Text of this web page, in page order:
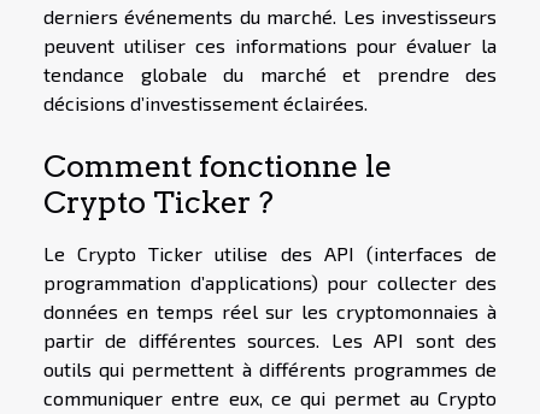
derniers événements du marché. Les investisseurs
peuvent utiliser ces informations pour évaluer la
tendance globale du marché et prendre des
décisions d’investissement éclairées.
Comment fonctionne le
Crypto Ticker ?
Le Crypto Ticker utilise des API (interfaces de
programmation d’applications) pour collecter des
données en temps réel sur les cryptomonnaies à
partir de différentes sources. Les API sont des
outils qui permettent à différents programmes de
communiquer entre eux, ce qui permet au Crypto